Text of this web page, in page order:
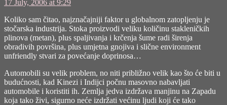
17 July, 2006 at 9:29
Koliko sam čitao, najznačajniji faktor u globalnom zatopljenju je
stočarska industrija. Stoka proizvodi veliku količinu stakleničkih
plinova (metan), plus spaljivanja i krčenja šume radi širenja
obradivih površina, plus umjetna gnojiva i slične environment
unfriendly stvari za povećanje doprinosa…
Automobili su velik problem, no niti približno velik kao što će biti u
budućnosti, kad Kinezi i Indijci počnu masovno nabavljati
automobile i koristiti ih. Zemlja jedva izdržava manjinu na Zapadu
koja tako živi, sigurno neće izdržati većinu ljudi koji će tako